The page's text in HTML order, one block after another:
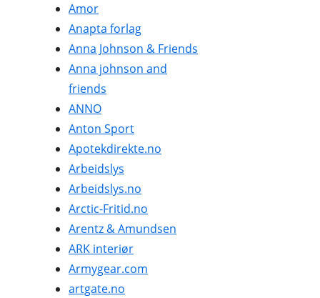
SPORT OG FRILUFTSLIV
Amor
Anapta forlag
Anna Johnson & Friends
Anna johnson and
friends
ANNO
Anton Sport
Apotekdirekte.no
Arbeidslys
Arbeidslys.no
Arctic-Fritid.no
Arentz & Amundsen
ARK interiør
Armygear.com
artgate.no